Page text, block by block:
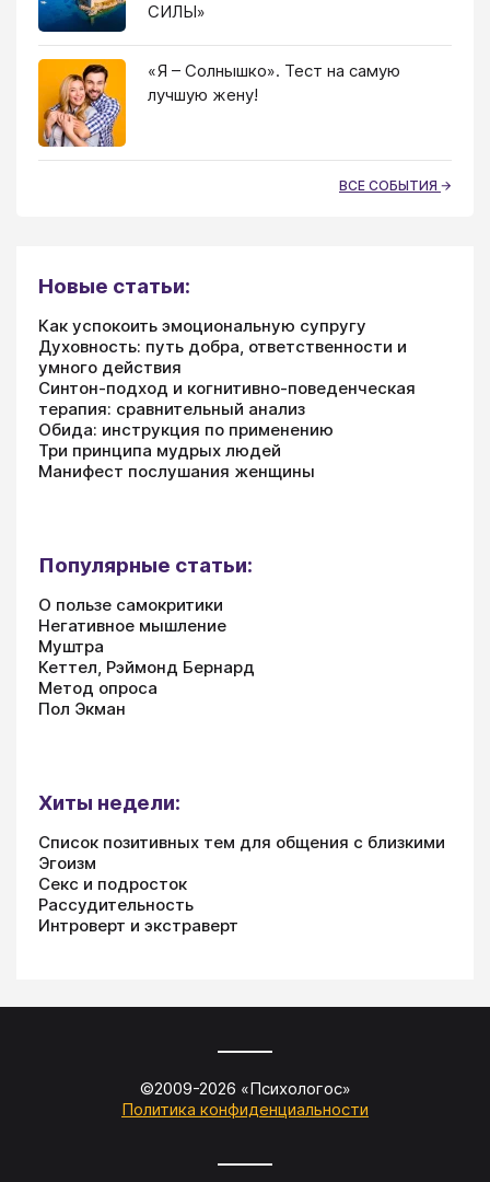
СИЛЫ»
«Я – Солнышко». Тест на самую
лучшую жену!
ВСЕ СОБЫТИЯ
Новые статьи:
Как успокоить эмоциональную супругу
Духовность: путь добра, ответственности и
умного действия
Синтон-подход и когнитивно-поведенческая
терапия: сравнительный анализ
Обида: инструкция по применению
Три принципа мудрых людей
Манифест послушания женщины
Популярные статьи:
О пользе самокритики
Негативное мышление
Муштра
Кеттел, Рэймонд Бернард
Метод опроса
Пол Экман
Хиты недели:
Список позитивных тем для общения с близкими
Эгоизм
Секс и подросток
Рассудительность
Интроверт и экстраверт
©2009-2026 «Психологос»
Политика конфиденциальности